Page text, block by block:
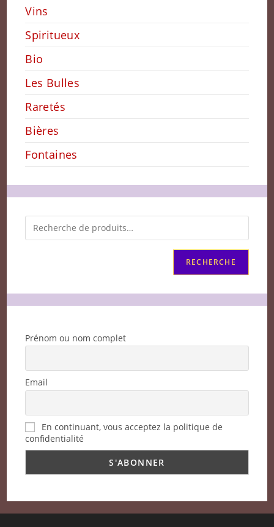
Vins
Spiritueux
Bio
Les Bulles
Raretés
Bières
Fontaines
RECHERCHE
Prénom ou nom complet
Email
En continuant, vous acceptez la politique de
confidentialité